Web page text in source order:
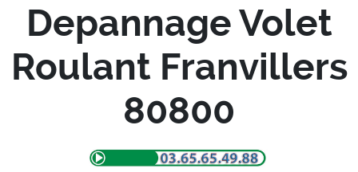
Depannage Volet
Roulant Franvillers
80800